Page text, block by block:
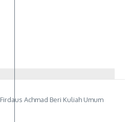
Firdaus Achmad Beri Kuliah Umum